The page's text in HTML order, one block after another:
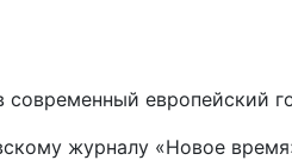
современный европейский
журналу «Новое